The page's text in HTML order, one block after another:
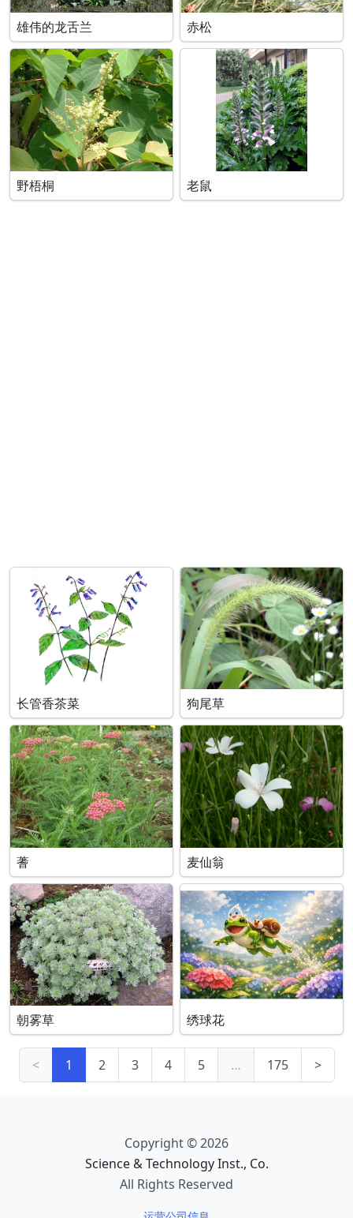
雄伟的龙舌兰 赤松
野梧桐 老鼠
长管香茶菜 狗尾草
蓍 麦仙翁
朝雾草 绣球花
< 1 2 3 4 5 … 175 >
Copyright © 2026
Science & Technology Inst., Co.
All Rights Reserved